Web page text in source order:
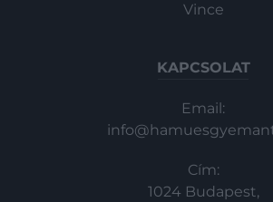
Vince
KAPCSOLAT
Email:
Cím:
1024 Budapest,